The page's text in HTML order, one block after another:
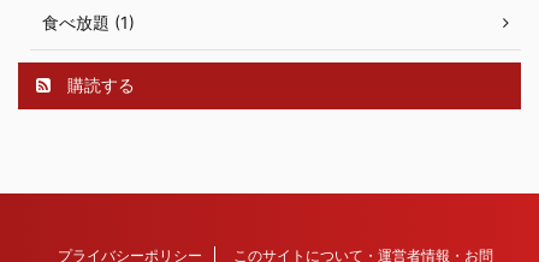
食べ放題 (1)
購読する
プライバシーポリシー このサイトについて・運営者情報・お問